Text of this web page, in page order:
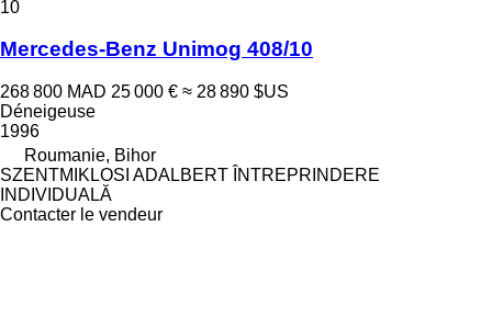
10
Mercedes-Benz Unimog 408/10
268 800 MAD 25 000 € ≈ 28 890 $US
Déneigeuse
1996
Roumanie, Bihor
SZENTMIKLOSI ADALBERT ÎNTREPRINDERE
INDIVIDUALĂ
Contacter le vendeur